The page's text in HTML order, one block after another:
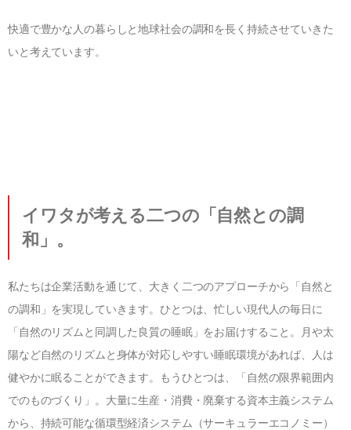
人材採用情報
English Website
English shop Guide
快適で豊かな人の暮らしと地球社会の調和を長く持続させていきた
いと考えています。
イワタが考える二つの「自然との調
和」。
私たちは企業活動を通じて、大きく二つのアプローチから「自然と
の調和」を実現していきます。ひとつは、忙しい現代人の毎日に
「自然のリズムと同調した良質の睡眠」をお届けすること。月や太
陽など自然のリズムと身体が対応しやすい睡眠環境があれば、人は
健やかに眠ることができます。もうひとつは、「自然の限界範囲内
でのものづくり」。大量に生産・消費・廃棄する資本主義システム
から、持続可能な循環型経済システム（サーキュラーエコノミー）